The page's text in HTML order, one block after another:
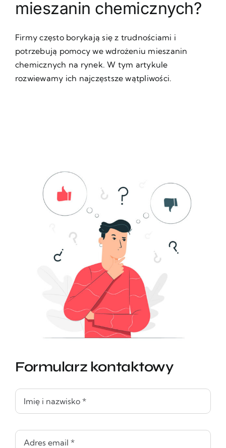
mieszanin chemicznych?
Firmy często borykają się z trudnościami i
potrzebują pomocy we wdrożeniu mieszanin
chemicznych na rynek. W tym artykule
rozwiewamy ich najczęstsze wątpliwości.
Formularz kontaktowy